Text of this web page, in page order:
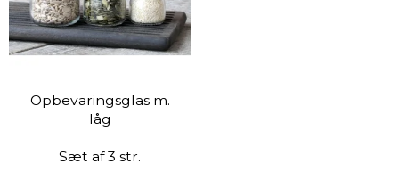
Opbevaringsglas m.
låg
Sæt af 3 str.